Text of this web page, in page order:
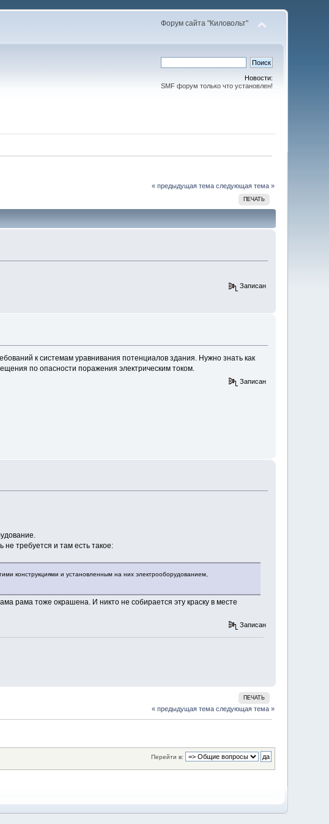
Форум сайта "Киловольт"
Новости:
SMF форум только что установлен!
« предыдущая тема следующая тема »
ПЕЧАТЬ
Записан
к системам уравнивания потенциалов здания. Нужно знать как
по опасности поражения электрическим током.
Записан
не требуется и там есть такое:
конструкциями и установленным на них электрооборудованием,
рама тоже окрашена. И никто не собирается эту краску в месте
Записан
ПЕЧАТЬ
« предыдущая тема следующая тема »
Перейти в: